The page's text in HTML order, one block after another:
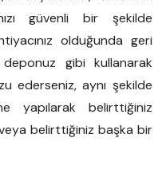
güvenli bir şekilde
olduğunda geri
deponuz gibi kullanarak
ederseniz, aynı şekilde
yapılarak belirttiğiniz
belirttiğiniz başka bir